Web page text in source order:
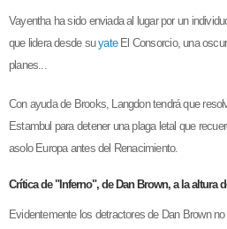
Vayentha ha sido enviada al lugar por un
que lidera desde suyateEl Consorcio, una
planes...
Con ayuda de Brooks, Langdon tendrá que
Estambul para detener una plaga letal que
asolo Europa antes del Renacimiento.
Crítica de "Inferno", de Dan Brown, a la altura
Evidentemente los detractores de Dan Brown